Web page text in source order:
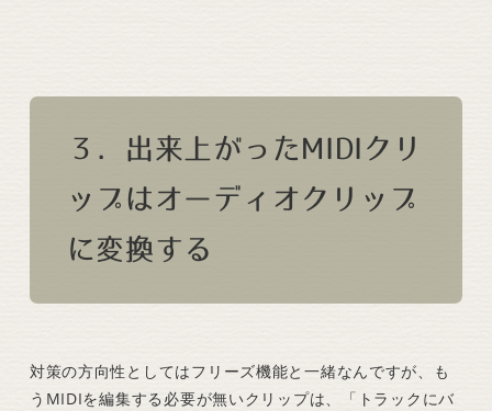
３．出来上がったMIDIクリ
ップはオーディオクリップ
に変換する
対策の方向性としてはフリーズ機能と一緒なんですが、も
うMIDIを編集する必要が無いクリップは、「トラックにバ